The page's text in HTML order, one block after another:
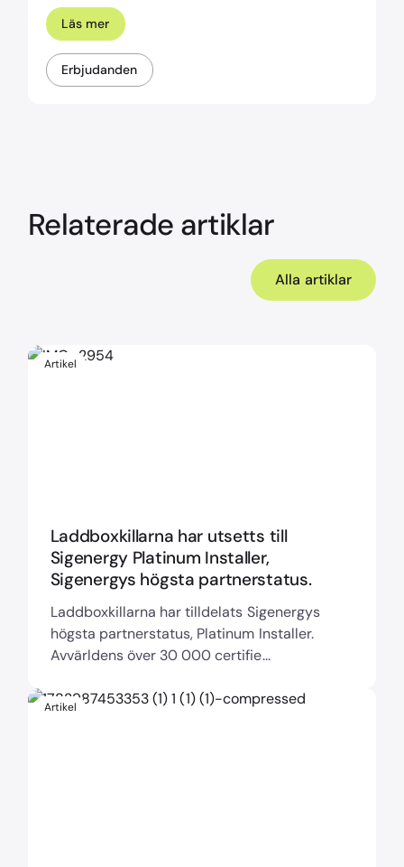
Läs mer
Erbjudanden
Relaterade artiklar
Alla artiklar
Artikel
Laddboxkillarna har utsetts till
Sigenergy Platinum Installer,
Sigenergys högsta partnerstatus.
Laddboxkillarna har tilldelats Sigenergys
högsta partnerstatus, Platinum Installer.
Avvärldens över 30 000 certifie...
Artikel